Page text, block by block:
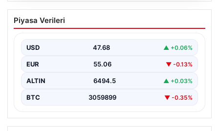
‘Yeraltı’ dizisinde şok olay! Babası suç
duyurusunda bulundu: ‘Kızımla reşit
Piyasa Verileri
USD 47.68 ▲ +0.06%
EUR 55.06 ▼ -0.13%
ALTIN 6494.5 ▲ +0.03%
BTC 3059899 ▼ -0.35%